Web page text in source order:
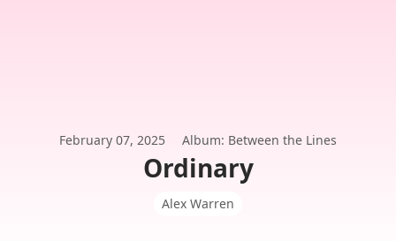
February 07, 2025 Album: Between the Lines
Ordinary
Alex Warren